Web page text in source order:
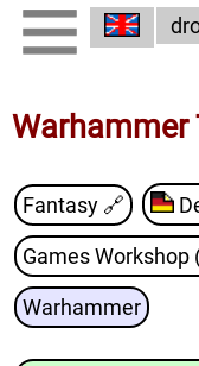
Warhammer
Fantasy 🔗
Games Workshop
Warhammer